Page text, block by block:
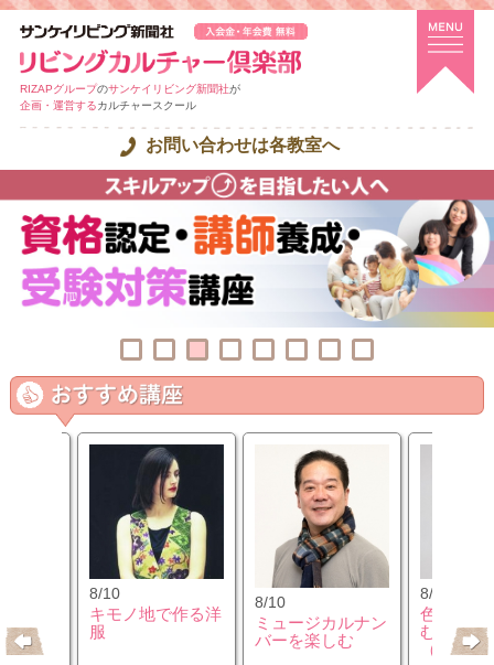
RIZAPグループのサンケイリビング新聞社が
企画・運営するカルチャースクール
お問い合わせは各教室へ
8/10
キモノ地で作る洋
服
8/10
ミュージカルナン
バーを楽しむ
8/12
色のチカ
むカラー
（第2水